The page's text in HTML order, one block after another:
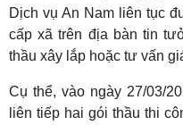
Dịch vụ An Nam liên tục
cấp xã trên địa bàn tin
thầu xây lắp hoặc tư vấn
Cụ thể, vào ngày 27/03/
liên tiếp hai gói thầu thi